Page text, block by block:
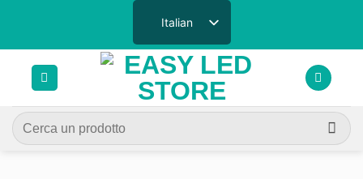
contenuti
Italian
Cerca: